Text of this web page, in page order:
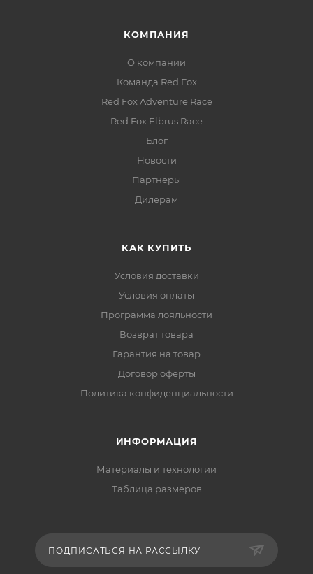
КОМПАНИЯ
О компании
Команда Red Fox
Red Fox Adventure Race
Red Fox Elbrus Race
Блог
Новости
Партнеры
Дилерам
КАК КУПИТЬ
Условия доставки
Условия оплаты
Программа лояльности
Возврат товара
Гарантия на товар
Договор оферты
Политика конфиденциальности
ИНФОРМАЦИЯ
Материалы и технологии
Таблица размеров
ПОДПИСАТЬСЯ НА РАССЫЛКУ